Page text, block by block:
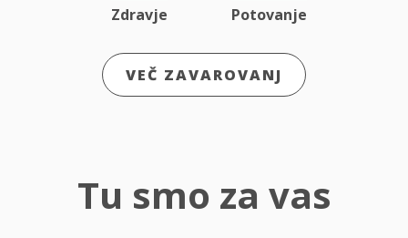
Zdravje Potovanje
VEČ ZAVAROVANJ
Tu smo za vas